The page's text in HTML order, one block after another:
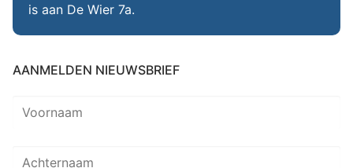
is aan De Wier 7a.
AANMELDEN NIEUWSBRIEF